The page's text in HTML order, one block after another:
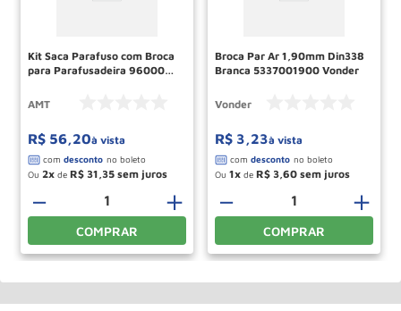
Kit Saca Parafuso com Broca
para Parafusadeira 960002
AMT
R$ 56,20à vista
Ou 2 de R$ 31,35
＋
－
COMPRAR
Broca Par Ar 1,90mm Din338
Branca 5337001900 Vonder
Vonder
R$ 3,23à vista
Ou 1 de R$ 3,60
＋
－
COMPRAR